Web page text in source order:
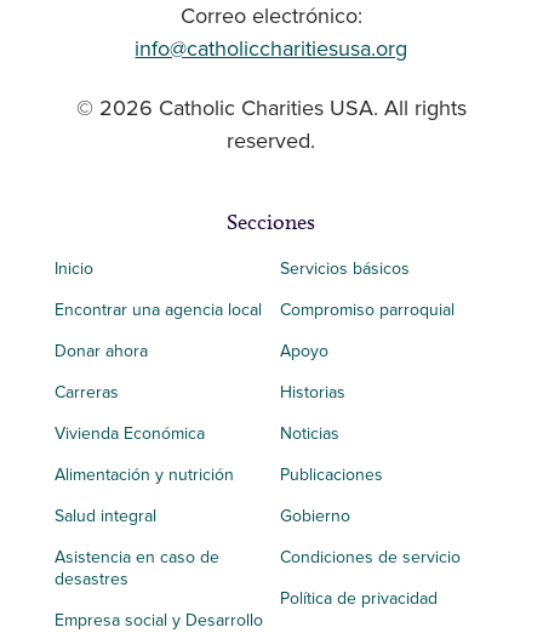
Correo electrónico:
info@catholiccharitiesusa.org
© 2026 Catholic Charities USA. All rights
reserved.
Secciones
Inicio
Encontrar una agencia local
Donar ahora
Carreras
Vivienda Económica
Alimentación y nutrición
Salud integral
Asistencia en caso de
desastres
Empresa social y Desarrollo
Servicios básicos
Compromiso parroquial
Apoyo
Historias
Noticias
Publicaciones
Gobierno
Condiciones de servicio
Política de privacidad